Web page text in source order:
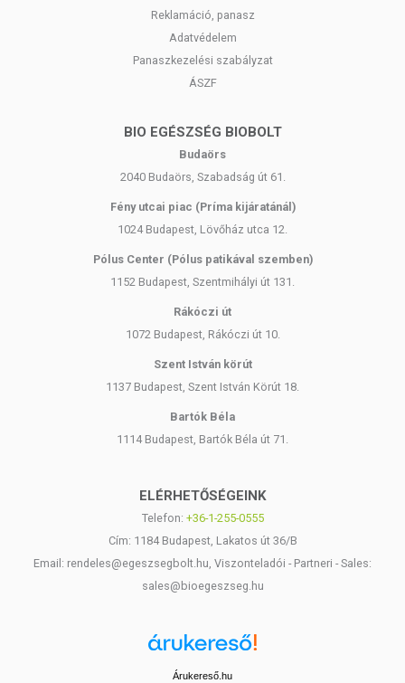
Reklamáció, panasz
Adatvédelem
Panaszkezelési szabályzat
ÁSZF
BIO EGÉSZSÉG BIOBOLT
Budaörs
2040 Budaörs, Szabadság út 61.
Fény utcai piac (Príma kijáratánál)
1024 Budapest, Lövőház utca 12.
Pólus Center (Pólus patikával szemben)
1152 Budapest, Szentmihályi út 131.
Rákóczi út
1072 Budapest, Rákóczi út 10.
Szent István körút
1137 Budapest, Szent István Körút 18.
Bartók Béla
1114 Budapest, Bartók Béla út 71.
ELÉRHETŐSÉGEINK
Telefon: +36-1-255-0555
Cím: 1184 Budapest, Lakatos út 36/B
Email: rendeles@egeszsegbolt.hu, Viszonteladói - Partneri - Sales:
sales@bioegeszseg.hu
Árukereső.hu